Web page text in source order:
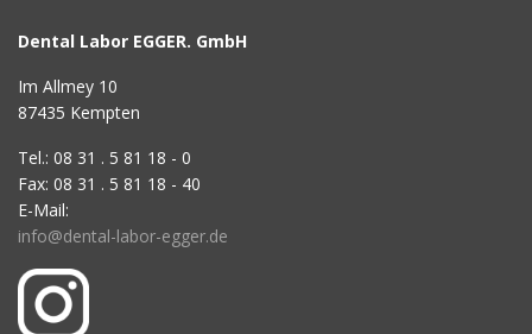
Dental Labor EGGER. GmbH
Im Allmey 10
87435 Kempten
Tel.: 08 31 . 5 81 18 - 0
Fax: 08 31 . 5 81 18 - 40
E-Mail:
info@dental-labor-egger.de